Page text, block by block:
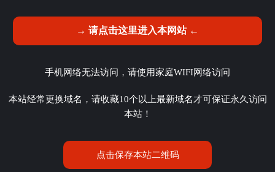
→ 请点击这里进入本网站 ←
手机网络无法访问，请使用家庭WIFI网络访问
本站经常更换域名，请收藏10个以上最新域名才可保证永久访问
本站！
点击保存本站二维码